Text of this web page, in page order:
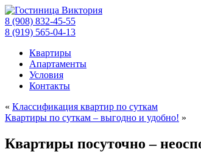
8 (908) 832-45-55
8 (919) 565-04-13
Квартиры
Апартаменты
Условия
Контакты
« Классификация квартир по суткам
Квартиры по суткам – выгодно и удобно! »
Квартиры посуточно –